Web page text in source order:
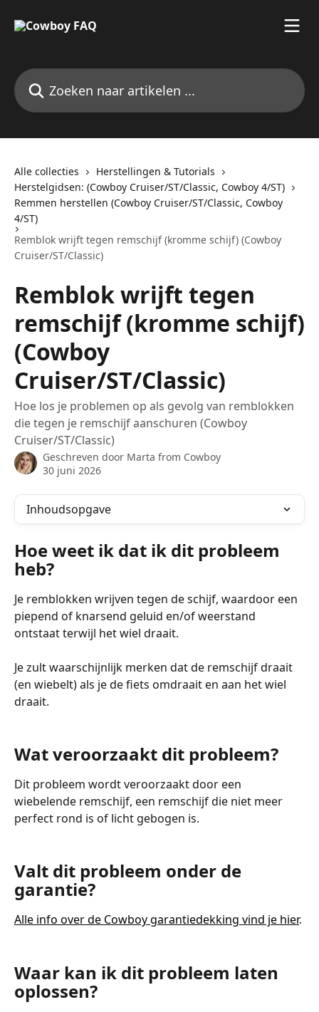
Zoeken naar artikelen ...
Alle collecties
Herstellingen & Tutorials
Herstelgidsen: (Cowboy Cruiser/ST/Classic, Cowboy 4/ST)
Remmen herstellen (Cowboy Cruiser/ST/Classic, Cowboy
4/ST)
Remblok wrijft tegen remschijf (kromme schijf) (Cowboy
Cruiser/ST/Classic)
Remblok wrijft tegen
remschijf (kromme schijf)
(Cowboy
Cruiser/ST/Classic)
Hoe los je problemen op als gevolg van remblokken
die tegen je remschijf aanschuren (Cowboy
Cruiser/ST/Classic)
Geschreven door Marta from Cowboy
30 juni 2026
Inhoudsopgave
Hoe weet ik dat ik dit probleem
heb?
Je remblokken wrijven tegen de schijf, waardoor een
piepend of knarsend geluid en/of weerstand
ontstaat terwijl het wiel draait.
Je zult waarschijnlijk merken dat de remschijf draait
(en wiebelt) als je de fiets omdraait en aan het wiel
draait.
Wat veroorzaakt dit probleem?
Dit probleem wordt veroorzaakt door een
wiebelende remschijf, een remschijf die niet meer
perfect rond is of licht gebogen is.
Valt dit probleem onder de
garantie?
Alle info over de Cowboy garantiedekking vind je hier.
Waar kan ik dit probleem laten
oplossen?